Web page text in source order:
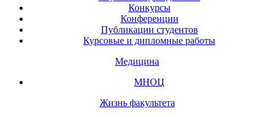
Конкурсы
Конференции
Публикации студентов
Курсовые и дипломные работы
Медицина
МНОЦ
Жизнь факультета